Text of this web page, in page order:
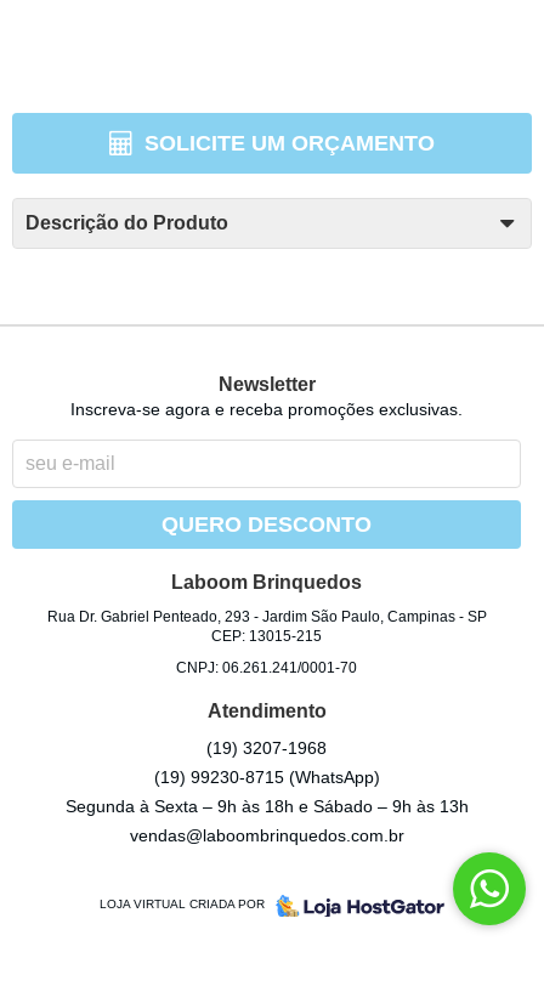
SOLICITE UM ORÇAMENTO
Descrição do Produto
Newsletter
Inscreva-se agora e receba promoções exclusivas.
QUERO DESCONTO
Laboom Brinquedos
Rua Dr. Gabriel Penteado, 293- Jardim São Paulo, Campinas- SP
CEP: 13015-215
CNPJ: 06.261.241/0001-70
Atendimento
(19) 3207-1968
(19) 99230-8715 (WhatsApp)
Segunda à Sexta – 9h às 18h e Sábado – 9h às 13h
vendas@laboombrinquedos.com.br
LOJA VIRTUAL CRIADA POR